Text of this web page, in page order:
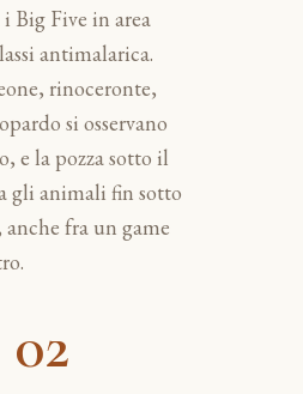
Big Five in area
antimalarica.
rinoceronte,
si osservano
e la pozza sotto il
gli animali fin sotto
anche fra un game
02